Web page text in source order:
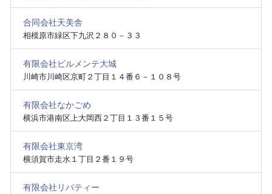
合同会社天美舎
相模原市緑区下九沢２８０－３３
有限会社ビルメンテ大城
川崎市川崎区京町２丁目１４番６－１０８号
有限会社なかごめ
横浜市港南区上大岡西２丁目１３番１５号
有限会社東京湾
横須賀市走水１丁目２番１９号
有限会社リバティー